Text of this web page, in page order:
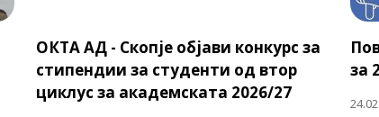
ОКТА АД - Скопје објави конкурс за
стипендии за студенти од втор
циклус за академската 2026/27
за